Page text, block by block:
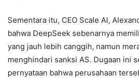
Sementara itu, CEO Scale AI,
bahwa DeepSeek sebenarnya
yang jauh lebih canggih, namun
menghindari sanksi AS. Dugaan ini
pernyataan bahwa perusahaan